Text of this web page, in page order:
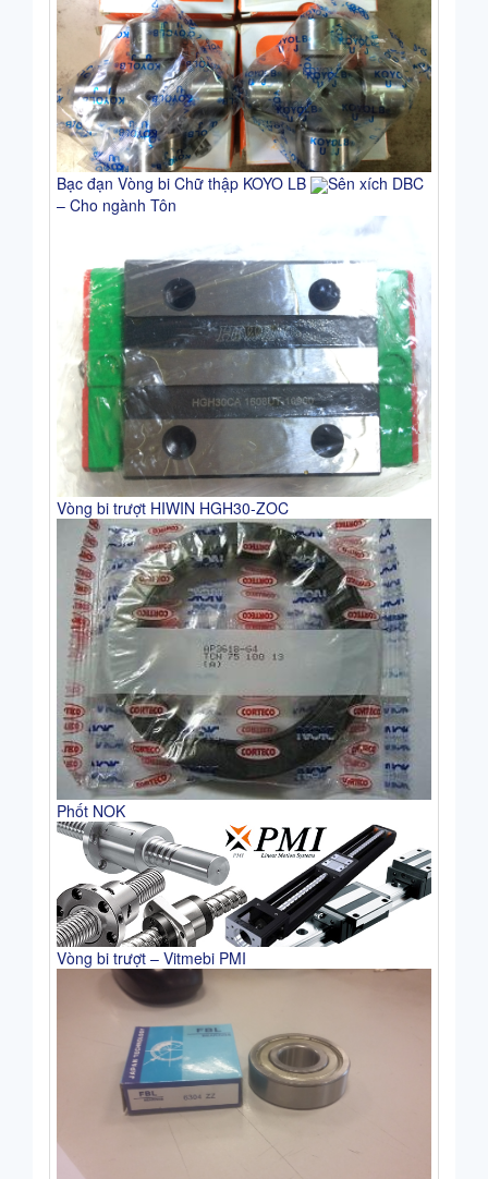
Bạc đạn Vòng bi Chữ thập KOYO LB
Sên xích DBC
– Cho ngành Tôn
Vòng bi trượt HIWIN HGH30-ZOC
Phốt NOK
Vòng bi trượt – Vitmebi PMI